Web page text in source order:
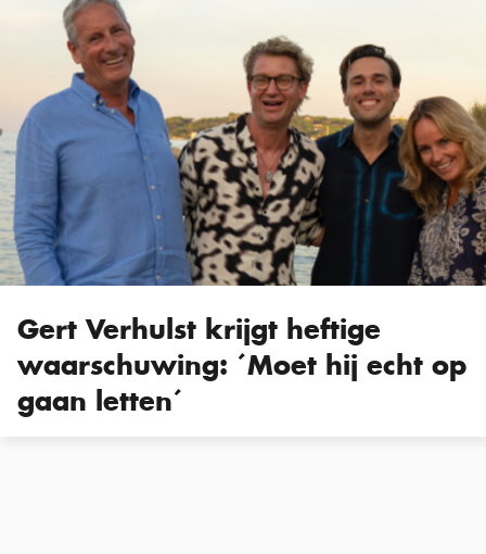
Gert Verhulst krijgt heftige
waarschuwing: ´Moet hij echt op
gaan letten´